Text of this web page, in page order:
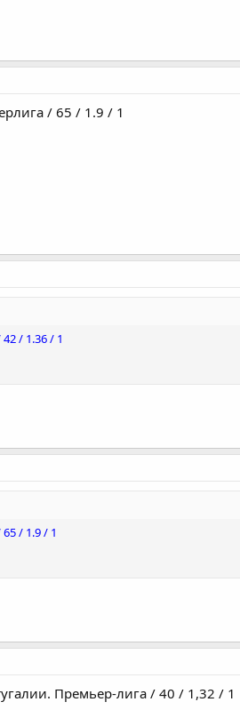
/ 65 / 1.9 / 1
/ 1.36 / 1
/ 1.9 / 1
Премьер-лига / 40 / 1,32 / 1